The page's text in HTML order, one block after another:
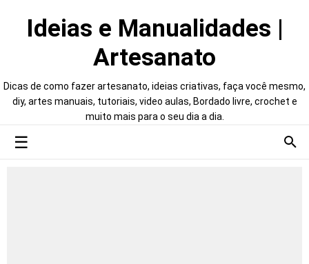
Ideias e Manualidades |
Artesanato
Dicas de como fazer artesanato, ideias criativas, faça você mesmo,
diy, artes manuais, tutoriais, video aulas, Bordado livre, crochet e
muito mais para o seu dia a dia.